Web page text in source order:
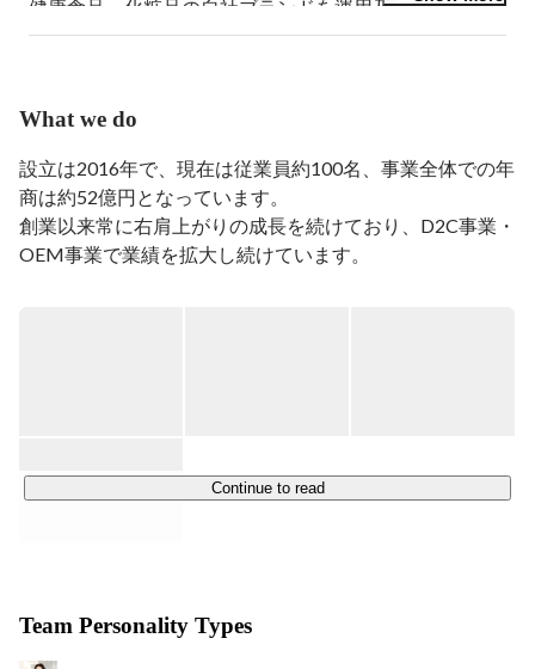
健康食品・化粧品の自社ブランドを運用及びOEM事業
を軸とする武内製薬株式会社に入社。EC事業部でSNS
身が所属する企業単位では無く、グループ会社を含めて
SNS/広報面で統括出来る組織を創ることを目標に日々
業務に取り組む。
What we do
設立は2016年で、現在は従業員約100名、事業全体での年
商は約52億円となっています。
創業以来常に右肩上がりの成長を続けており、D2C事業・
OEM事業で業績を拡大し続けています。
主な販売経路…ECサイト、ドラッグストア、バラエティシ
販売したいというお客様を企画から販売まで一貫してご支
援しています。
Continue to read
Team Personality Types